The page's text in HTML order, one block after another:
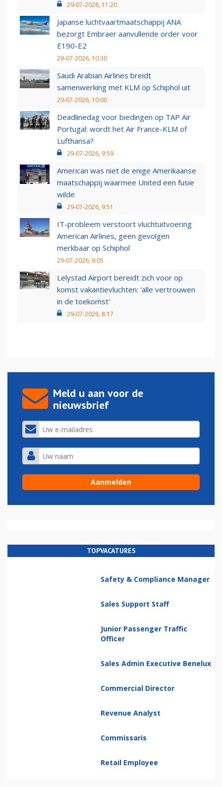
29-07-2026, 11:20
Japanse luchtvaartmaatschappij ANA
bezorgt Embraer aanvullende order voor
E190-E2
29-07-2026, 10:30
Saudi Arabian Airlines breidt
samenwerking met KLM op Schiphol uit
29-07-2026, 10:00
Deadlinedag voor biedingen op TAP Air
Portugal: wordt het Air France-KLM of
Lufthansa?
29-07-2026, 9:59
American was niet de enige Amerikaanse
maatschappij waarmee United een fusie
wilde
29-07-2026, 9:51
IT-probleem verstoort vluchtuitvoering
American Airlines, geen gevolgen
merkbaar op Schiphol
29-07-2026, 9:05
Lelystad Airport bereidt zich voor op
komst vakantievluchten: 'alle vertrouwen
in de toekomst'
29-07-2026, 8:17
Meld u aan voor de
nieuwsbrief
TOPVACATURES
Safety & Compliance Manager
Sales Admin Executive Benelux
Revenue Analyst